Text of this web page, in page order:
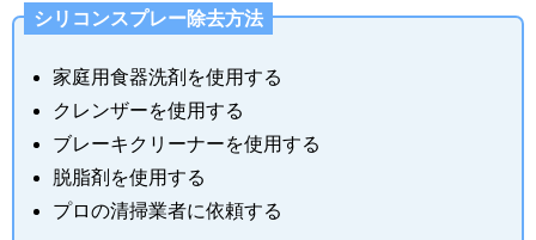
シリコンスプレー除去方法
家庭用食器洗剤を使用する
クレンザーを使用する
ブレーキクリーナーを使用する
脱脂剤を使用する
プロの清掃業者に依頼する